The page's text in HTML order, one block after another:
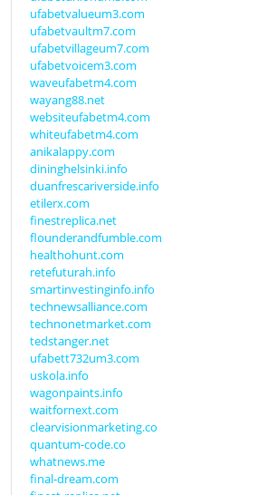
ufabetvalueum3.com
ufabetvaultm7.com
ufabetvillageum7.com
ufabetvoicem3.com
waveufabetm4.com
wayang88.net
websiteufabetm4.com
whiteufabetm4.com
anikalappy.com
dininghelsinki.info
duanfrescariverside.info
etilerx.com
finestreplica.net
flounderandfumble.com
healthohunt.com
retefuturah.info
smartinvestinginfo.info
technewsalliance.com
technonetmarket.com
tedstanger.net
ufabett732um3.com
uskola.info
wagonpaints.info
waitfornext.com
clearvisionmarketing.co
quantum-code.co
whatnews.me
final-dream.com